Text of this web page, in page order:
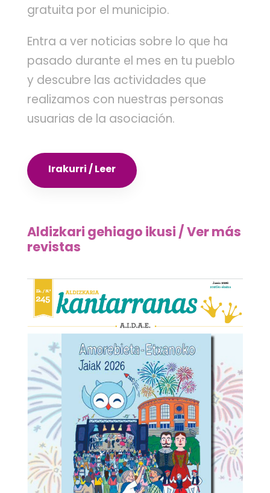
gratuita por el municipio.
Entra a ver noticias sobre lo que ha
pasado durante el mes en tu pueblo
y descubre las actividades que
realizamos con nuestras personas
usuarias de la asociación.
Irakurri / Leer
Aldizkari gehiago ikusi / Ver más
revistas